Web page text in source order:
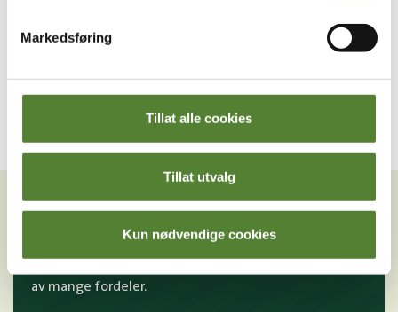
Markedsføring
Tillat alle cookies
Tillat utvalg
Kun nødvendige cookies
HAKKEBAKKESKOGEN
VIL DU HA NYHETSBREV FRA
OSS?
Melder du deg på Dyreparkens nyhetsbrev får du
unike tilbud og nyheter. Uten nyhetsbrev går du glipp
av mange fordeler.